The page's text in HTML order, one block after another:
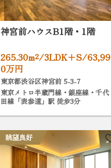
神宮前ハウスB1階・1階
265.30m²/3LDK+S/63,99
0万円
東京都渋谷区神宮前 5-3-7
東京メトロ半蔵門線・銀座線・千代
田線「表参道」駅 徒歩3分
眺望良好